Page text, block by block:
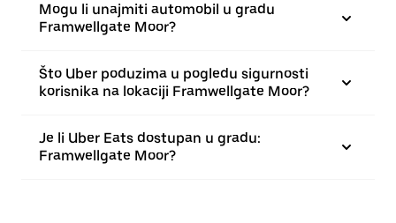
Mogu li unajmiti automobil u gradu
Framwellgate Moor?
Što Uber poduzima u pogledu sigurnosti
korisnika na lokaciji Framwellgate Moor?
Je li Uber Eats dostupan u gradu:
Framwellgate Moor?